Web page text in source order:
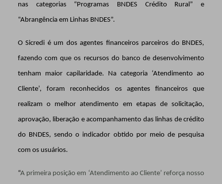
nas categorias “Programas BNDES Crédito Rural” e
“Abrangência em Linhas BNDES”.
O Sicredi é um dos agentes financeiros parceiros do BNDES,
fazendo com que os recursos do banco de desenvolvimento
tenham maior capilaridade. Na categoria ‘Atendimento ao
Cliente’, foram reconhecidos os agentes financeiros que
realizam o melhor atendimento em etapas de solicitação,
aprovação, liberação e acompanhamento das linhas de crédito
do BNDES, sendo o indicador obtido por meio de pesquisa
com os usuários.
“A primeira posição em ‘Atendimento ao Cliente’ reforça nosso